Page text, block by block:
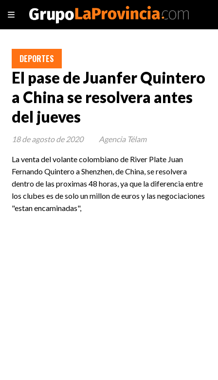
El pase de Juanfer Quintero
a China se resolvera antes
del jueves
La venta del volante colombiano de River Plate Juan
Fernando Quintero a Shenzhen, de China, se resolvera
dentro de las proximas 48 horas, ya que la diferencia entre
los clubes es de solo un millon de euros y las negociaciones
"estan encaminadas",
DEPORTES
18 de agosto de 2020 Agencia Télam